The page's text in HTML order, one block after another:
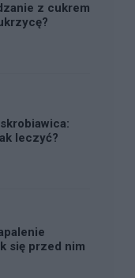
z cukrem
leczyć?
się przed nim